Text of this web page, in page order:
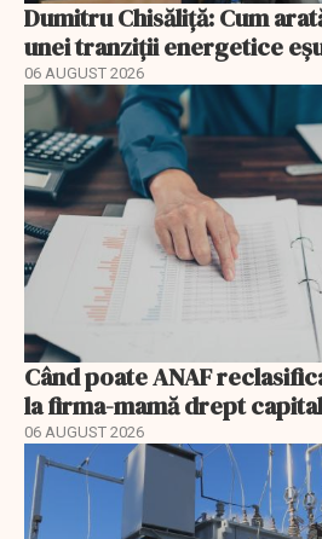
Dumitru Chisăliță: Cum
unei tranziții energetice
06 AUGUST 2026
Când poate ANAF
la firma-mamă drept capital
06 AUGUST 2026